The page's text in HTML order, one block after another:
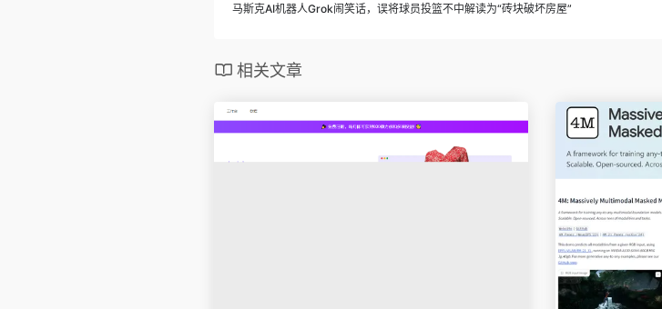
马斯克AI机器人Grok闹笑话，误将球员投篮不中解读为“砖块破坏房屋”
相关文章